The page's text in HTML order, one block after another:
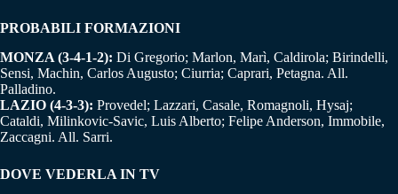
PROBABILI FORMAZIONI
MONZA (3-4-1-2): Di Gregorio; Marlon, Marì, Caldirola; Birindelli,
Sensi, Machin, Carlos Augusto; Ciurria; Caprari, Petagna. All.
Palladino.
LAZIO (4-3-3): Provedel; Lazzari, Casale, Romagnoli, Hysaj;
Cataldi, Milinkovic-Savic, Luis Alberto; Felipe Anderson, Immobile,
Zaccagni. All. Sarri.
DOVE VEDERLA IN TV